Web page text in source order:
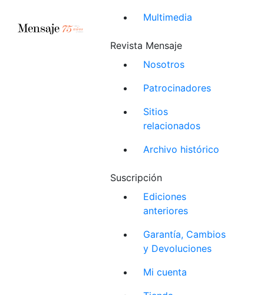
Multimedia
Revista Mensaje
Nosotros
Patrocinadores
Sitios
relacionados
Archivo histórico
Suscripción
Ediciones
anteriores
Garantía, Cambios
y Devoluciones
Mi cuenta